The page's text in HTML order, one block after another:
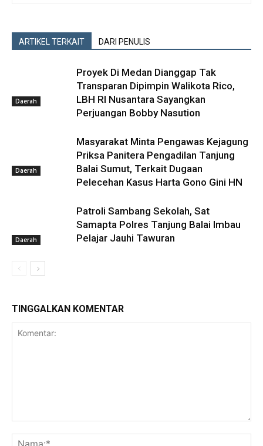
ARTIKEL TERKAIT DARI PENULIS
Daerah
Proyek Di Medan Dianggap Tak
Transparan Dipimpin Walikota Rico,
LBH RI Nusantara Sayangkan
Perjuangan Bobby Nasution
Daerah
Masyarakat Minta Pengawas Kejagung
Priksa Panitera Pengadilan Tanjung
Balai Sumut, Terkait Dugaan
Pelecehan Kasus Harta Gono Gini HN
Daerah
Patroli Sambang Sekolah, Sat
Samapta Polres Tanjung Balai Imbau
Pelajar Jauhi Tawuran
TINGGALKAN KOMENTAR